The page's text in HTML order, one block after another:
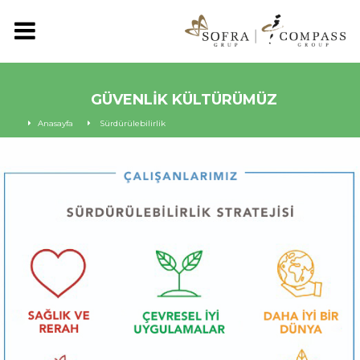
GÜVENLİK KÜLTÜRÜMÜZ
Anasayfa Sürdürülebilirlik